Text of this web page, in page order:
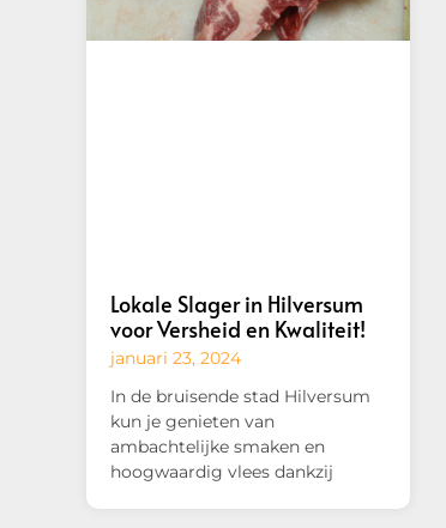
Lokale Slager in Hilversum
voor Versheid en Kwaliteit!
januari 23, 2024
In de bruisende stad Hilversum
kun je genieten van
ambachtelijke smaken en
hoogwaardig vlees dankzij